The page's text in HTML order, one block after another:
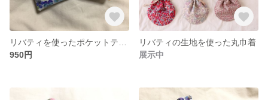
950円
リバティの生地を使った丸巾着
展示中